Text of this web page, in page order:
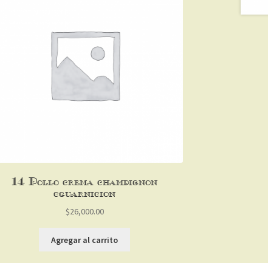
1/4 Pollo crema champignon
c/guarnicion
$26,000.00
Agregar al carrito